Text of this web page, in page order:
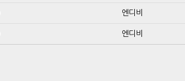
엔디비
엔디비